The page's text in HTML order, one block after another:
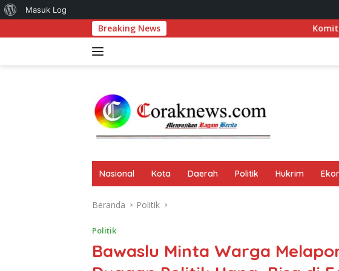
Tentang
Masuk Log
ke
Breaking News Komitmen Perkuat
Nasional Kota Daerah Politik Hukrim
Beranda Politik
Politik
Bawaslu Minta Warga